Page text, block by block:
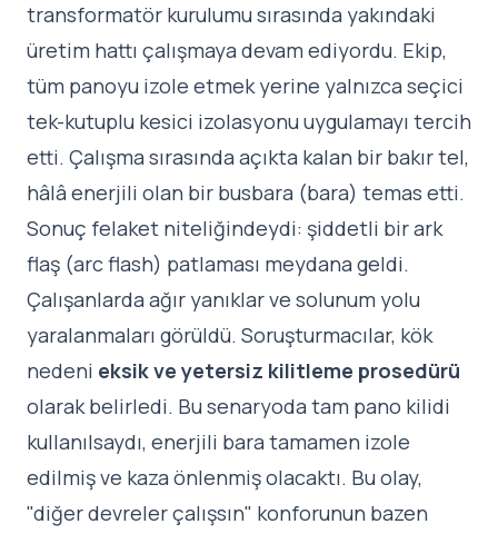
transformatör kurulumu sırasında yakındaki
üretim hattı çalışmaya devam ediyordu. Ekip,
tüm panoyu izole etmek yerine yalnızca seçici
tek-kutuplu kesici izolasyonu uygulamayı tercih
etti. Çalışma sırasında açıkta kalan bir bakır tel,
hâlâ enerjili olan bir busbara (bara) temas etti.
Sonuç felaket niteliğindeydi: şiddetli bir ark
flaş (arc flash) patlaması meydana geldi.
Çalışanlarda ağır yanıklar ve solunum yolu
yaralanmaları görüldü. Soruşturmacılar, kök
nedeni eksik ve yetersiz kilitleme prosedürü
olarak belirledi. Bu senaryoda tam pano kilidi
kullanılsaydı, enerjili bara tamamen izole
edilmiş ve kaza önlenmiş olacaktı. Bu olay,
"diğer devreler çalışsın" konforunun bazen